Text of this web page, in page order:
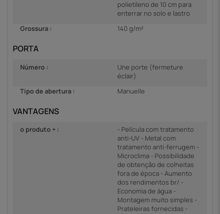
polietileno de 10 cm para
enterrar no solo e lastro
Grossura :
140 g/m²
PORTA
Número :
Une porte (fermeture
éclair)
Tipo de abertura :
Manuelle
VANTAGENS
o produto + :
- Película com tratamento
anti-UV - Metal com
tratamento anti-ferrugem -
Microclima - Possibilidade
de obtenção de colheitas
fora de época - Aumento
dos rendimentos br/ -
Economia de água -
Montagem muito simples -
Prateleiras fornecidas -